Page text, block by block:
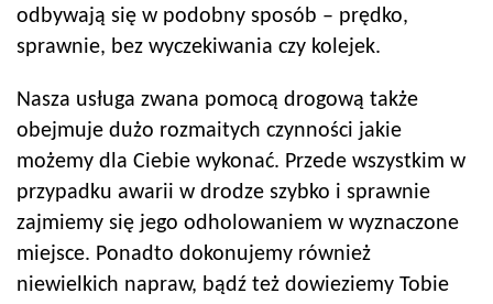
odbywają się w podobny sposób – prędko,
sprawnie, bez wyczekiwania czy kolejek.
Nasza usługa zwana pomocą drogową także
obejmuje dużo rozmaitych czynności jakie
możemy dla Ciebie wykonać. Przede wszystkim w
przypadku awarii w drodze szybko i sprawnie
zajmiemy się jego odholowaniem w wyznaczone
miejsce. Ponadto dokonujemy również
niewielkich napraw, bądź też dowieziemy Tobie